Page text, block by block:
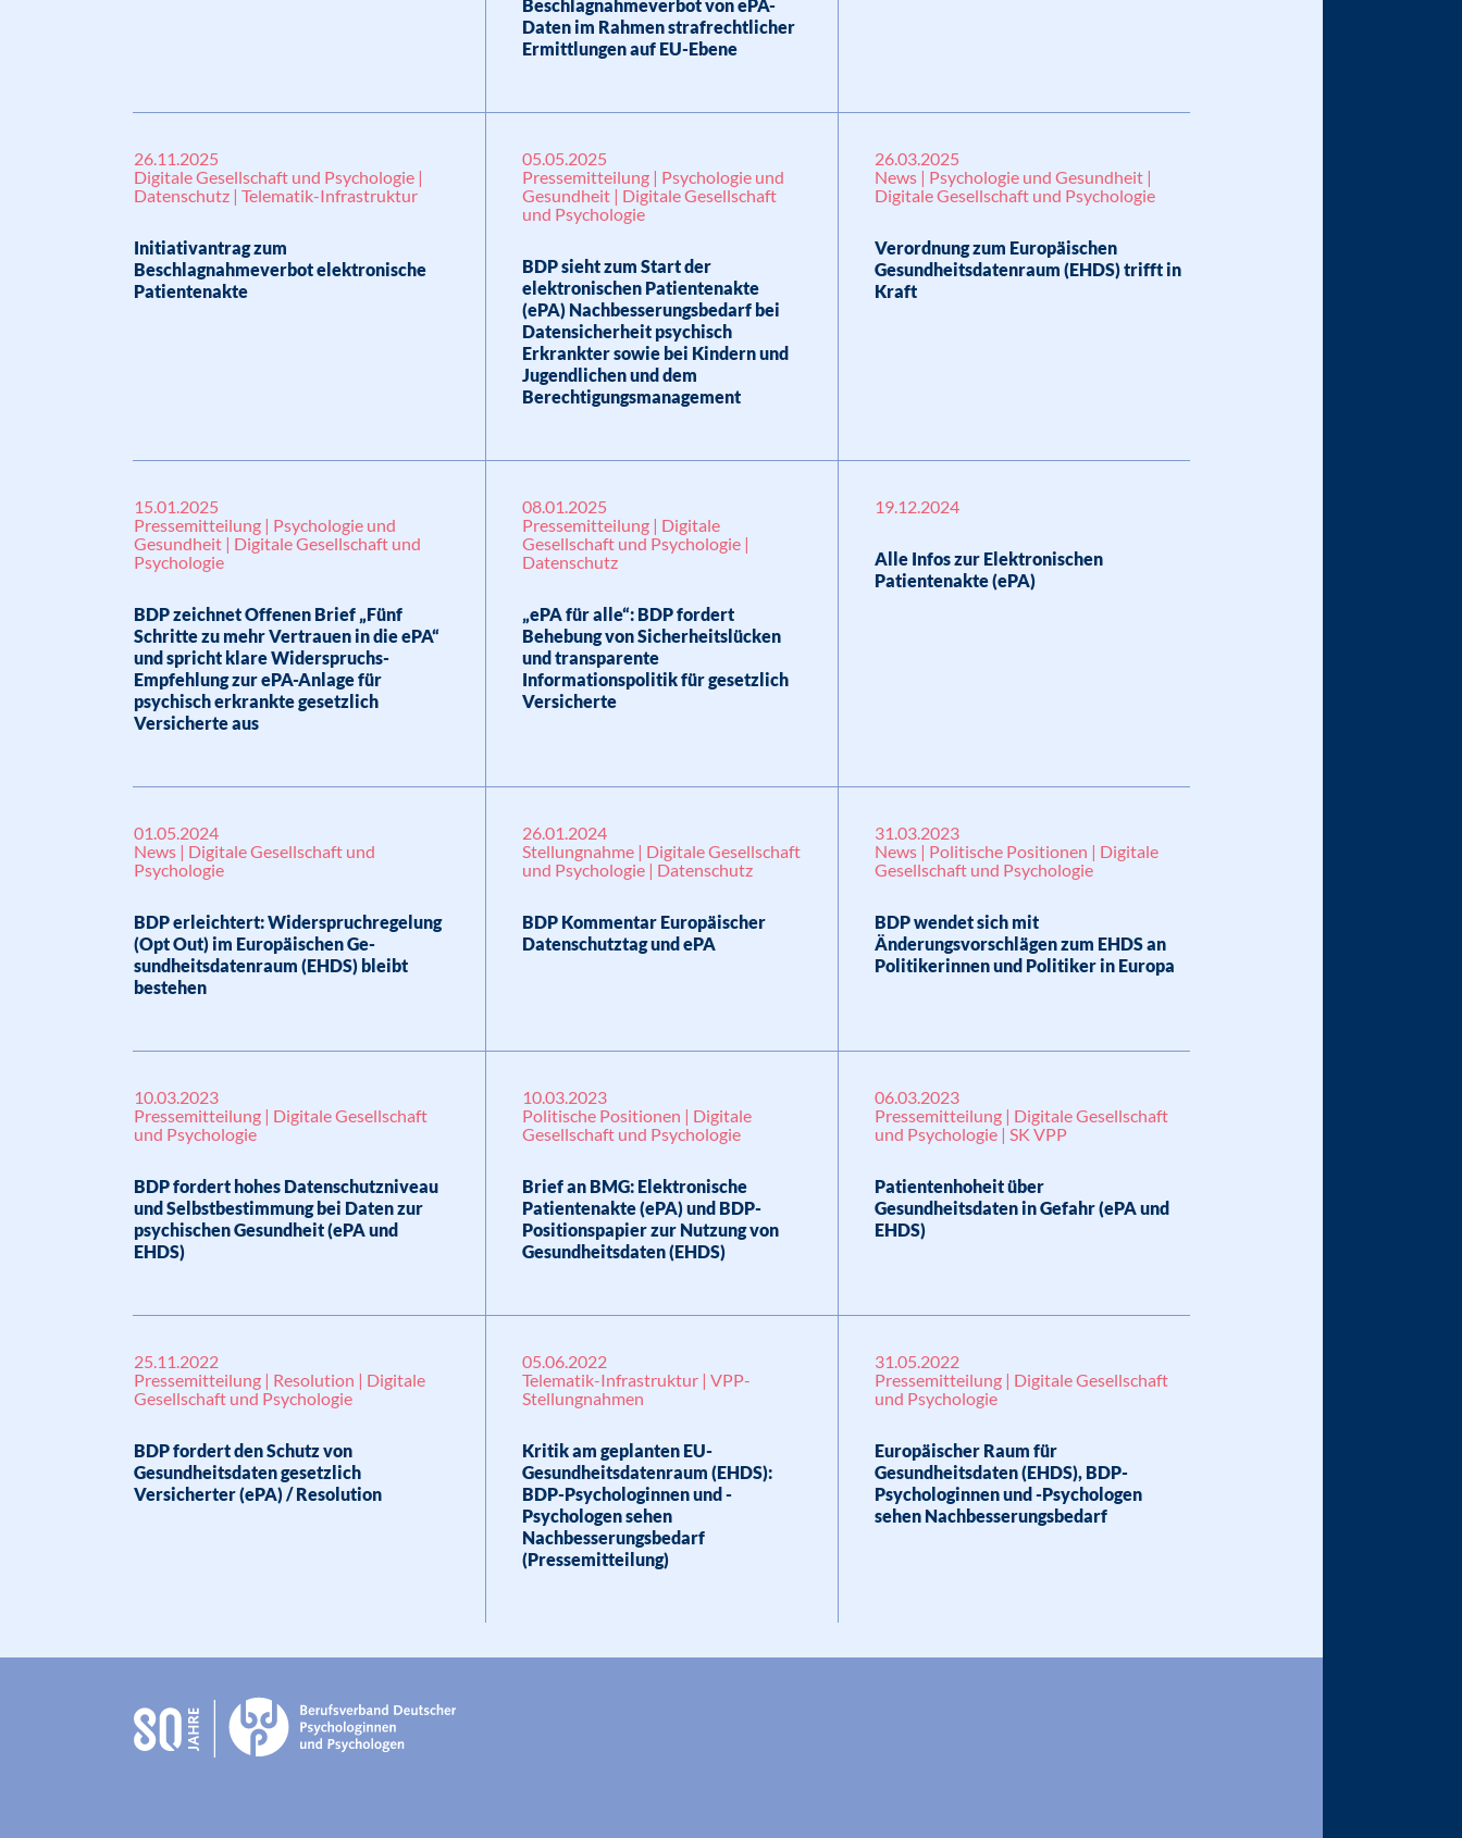
Beschlagnahmeverbot von ePA-
Daten im Rahmen strafrechtlicher
Ermittlungen auf EU-Ebene
26.11.2025
Digitale Gesellschaft und Psychologie |
Datenschutz | Telematik-Infrastruktur
Initiativantrag zum
Beschlagnahmeverbot elektronische
Patientenakte
05.05.2025
Pressemitteilung | Psychologie und
Gesundheit | Digitale Gesellschaft
und Psychologie
BDP sieht zum Start der
elektronischen Patientenakte
(ePA) Nachbesserungsbedarf bei
Datensicherheit psychisch
Erkrankter sowie bei Kindern und
Jugendlichen und dem
Berechtigungsmanagement
26.03.2025
News | Psychologie und Gesundheit |
Digitale Gesellschaft und Psychologie
Verordnung zum Europäischen
Gesundheitsdatenraum (EHDS) trifft in
Kraft
15.01.2025
Pressemitteilung | Psychologie und
Gesundheit | Digitale Gesellschaft und
Psychologie
BDP zeichnet Offenen Brief „Fünf
Schritte zu mehr Vertrauen in die ePA“
und spricht klare Widerspruchs-
Empfehlung zur ePA-Anlage für
psychisch erkrankte gesetzlich
Versicherte aus
08.01.2025
Pressemitteilung | Digitale
Gesellschaft und Psychologie |
Datenschutz
„ePA für alle“: BDP fordert
Behebung von Sicherheitslücken
und transparente
Informationspolitik für gesetzlich
Versicherte
19.12.2024
Alle Infos zur Elektronischen
Patientenakte (ePA)
01.05.2024
News | Digitale Gesellschaft und
Psychologie
BDP erleichtert: Widerspruchregelung
(Opt Out) im Europäischen Ge-
sundheitsdatenraum (EHDS) bleibt
bestehen
26.01.2024
Stellungnahme | Digitale Gesellschaft
und Psychologie | Datenschutz
BDP Kommentar Europäischer
Datenschutztag und ePA
31.03.2023
News | Politische Positionen | Digitale
Gesellschaft und Psychologie
BDP wendet sich mit
Änderungsvorschlägen zum EHDS an
Politikerinnen und Politiker in Europa
10.03.2023
Pressemitteilung | Digitale Gesellschaft
und Psychologie
BDP fordert hohes Datenschutzniveau
und Selbstbestimmung bei Daten zur
psychischen Gesundheit (ePA und
EHDS)
10.03.2023
Politische Positionen | Digitale
Gesellschaft und Psychologie
Brief an BMG: Elektronische
Patientenakte (ePA) und BDP-
Positionspapier zur Nutzung von
Gesundheitsdaten (EHDS)
06.03.2023
Pressemitteilung | Digitale Gesellschaft
und Psychologie | SK VPP
Patientenhoheit über
Gesundheitsdaten in Gefahr (ePA und
EHDS)
25.11.2022
Pressemitteilung | Resolution | Digitale
Gesellschaft und Psychologie
BDP fordert den Schutz von
Gesundheitsdaten gesetzlich
Versicherter (ePA) / Resolution
05.06.2022
Telematik-Infrastruktur | VPP-
Stellungnahmen
Kritik am geplanten EU-
Gesundheitsdatenraum (EHDS):
BDP-Psychologinnen und -
Psychologen sehen
Nachbesserungsbedarf
(Pressemitteilung)
31.05.2022
Pressemitteilung | Digitale Gesellschaft
und Psychologie
Europäischer Raum für
Gesundheitsdaten (EHDS), BDP-
Psychologinnen und -Psychologen
sehen Nachbesserungsbedarf